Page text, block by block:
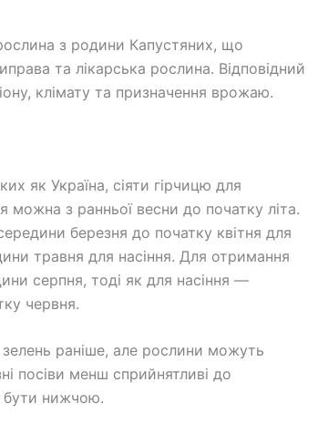
з родини Капустяних, що
та лікарська рослина. Відповідний
клімату та призначення врожаю.
як Україна, сіяти гірчицю для
можна з ранньої весни до початку літа.
березня до початку квітня для
травня для насіння. Для отримання
серпня, тоді як для насіння —
червня.
раніше, але рослини можуть
посіви менш сприйнятливі до
бути нижчою.